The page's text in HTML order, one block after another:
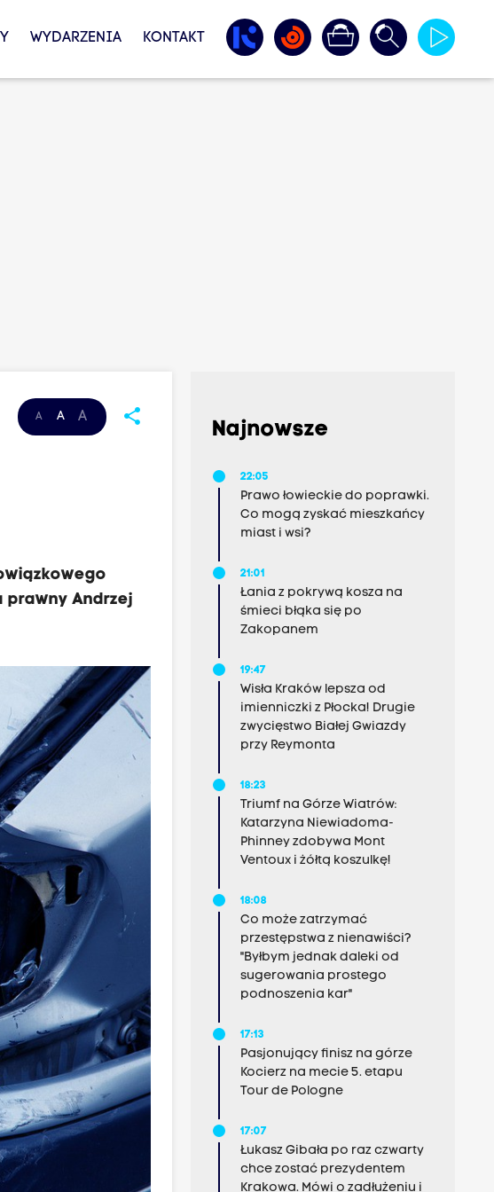
WYDARZENIA KONTAKT
A A A share
prawny Andrzej
Najnowsze
22:05
Prawo łowieckie do poprawki.
Co mogą zyskać mieszkańcy
miast i wsi?
21:01
Łania z pokrywą kosza na
śmieci błąka się po
Zakopanem
19:47
Wisła Kraków lepsza od
imienniczki z Płocka! Drugie
zwycięstwo Białej Gwiazdy
przy Reymonta
18:23
Triumf na Górze Wiatrów:
Katarzyna Niewiadoma-
Phinney zdobywa Mont
Ventoux i żółtą koszulkę!
18:08
Co może zatrzymać
przestępstwa z nienawiści?
"Byłbym jednak daleki od
sugerowania prostego
podnoszenia kar"
17:13
Pasjonujący finisz na górze
Kocierz na mecie 5. etapu
Tour de Pologne
17:07
Łukasz Gibała po raz czwarty
chce zostać prezydentem
Krakowa. Mówi o zadłużeniu i